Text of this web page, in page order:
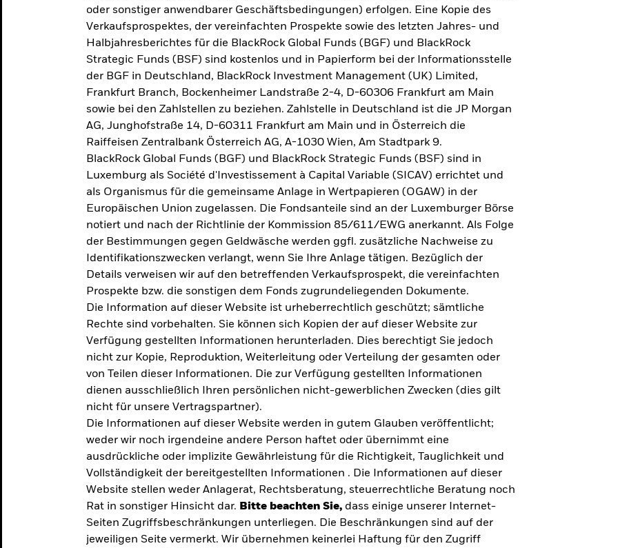
oder sonstiger anwendbarer Geschäftsbedingungen) erfolgen. Eine Kopie des
Verkaufsprospektes, der vereinfachten Prospekte sowie des letzten Jahres- und
Halbjahresberichtes für die BlackRock Global Funds (BGF) und BlackRock
Strategic Funds (BSF) sind kostenlos und in Papierform bei der Informationsstelle
der BGF in Deutschland, BlackRock Investment Management (UK) Limited,
Frankfurt Branch, Bockenheimer Landstraße 2-4, D-60306 Frankfurt am Main
sowie bei den Zahlstellen zu beziehen. Zahlstelle in Deutschland ist die JP Morgan
AG, Junghofstraße 14, D-60311 Frankfurt am Main und in Österreich die
Raiffeisen Zentralbank Österreich AG, A-1030 Wien, Am Stadtpark 9.
BlackRock Global Funds (BGF) und BlackRock Strategic Funds (BSF) sind in
Luxemburg als Société d'Investissement à Capital Variable (SICAV) errichtet und
als Organismus für die gemeinsame Anlage in Wertpapieren (OGAW) in der
Europäischen Union zugelassen. Die Fondsanteile sind an der Luxemburger Börse
notiert und nach der Richtlinie der Kommission 85/611/EWG anerkannt. Als Folge
der Bestimmungen gegen Geldwäsche werden ggfl. zusätzliche Nachweise zu
Identifikationszwecken verlangt, wenn Sie Ihre Anlage tätigen. Bezüglich der
Details verweisen wir auf den betreffenden Verkaufsprospekt, die vereinfachten
Prospekte bzw. die sonstigen dem Fonds zugrundeliegenden Dokumente.
Die Information auf dieser Website ist urheberrechtlich geschützt; sämtliche
Rechte sind vorbehalten. Sie können sich Kopien der auf dieser Website zur
Verfügung gestellten Informationen herunterladen. Dies berechtigt Sie jedoch
nicht zur Kopie, Reproduktion, Weiterleitung oder Verteilung der gesamten oder
von Teilen dieser Informationen. Die zur Verfügung gestellten Informationen
dienen ausschließlich Ihren persönlichen nicht-gewerblichen Zwecken (dies gilt
nicht für unsere Vertragspartner).
Die Informationen auf dieser Website werden in gutem Glauben veröffentlicht;
weder wir noch irgendeine andere Person haftet oder übernimmt eine
ausdrückliche oder implizite Gewährleistung für die Richtigkeit, Tauglichkeit und
Vollständigkeit der bereitgestellten Informationen . Die Informationen auf dieser
Website stellen weder Anlagerat, Rechtsberatung, steuerrechtliche Beratung noch
Rat in sonstiger Hinsicht dar. Bitte beachten Sie, dass einige unserer Internet-
Seiten Zugriffsbeschränkungen unterliegen. Die Beschränkungen sind auf der
jeweiligen Seite vermerkt. Wir übernehmen keinerlei Haftung für den Zugriff